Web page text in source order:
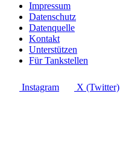
Impressum
Datenschutz
Datenquelle
Kontakt
Unterstützen
Für Tankstellen
Instagram X (Twitter)